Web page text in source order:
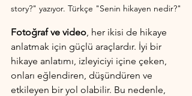
story?" yazıyor. Türkçe "Senin hikayen nedir?"
Fotoğraf ve video, her ikisi de hikaye
anlatmak için güçlü araçlardır. İyi bir
hikaye anlatımı, izleyiciyi içine çeken,
onları eğlendiren, düşündüren ve
etkileyen bir yol olabilir. Bu nedenle,